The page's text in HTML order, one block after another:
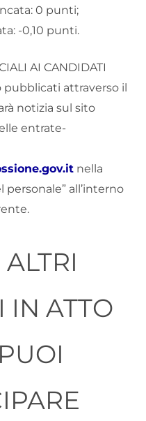
0 punti;
-0,10 punti.
AI CANDIDATI
pubblicati attraverso il
notizia sul sito
entrate-
nella
personale” all’interno
IN ATTO